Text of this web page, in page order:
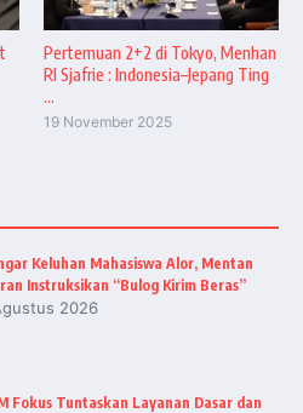
Pertemuan 2+2 di Tokyo, Menhan
RI Sjafrie : Indonesia–Jepang Ting
...
19 November 2025
Keluhan Mahasiswa Alor, Mentan
Instruksikan “Bulog Kirim Beras”
2026
Fokus Tuntaskan Layanan Dasar dan